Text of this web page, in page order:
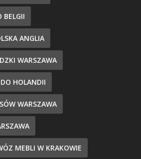
BELGII
ANGLIA
WARSZAWA
HOLANDII
WARSZAWA
MEBLI W KRAKOWIE